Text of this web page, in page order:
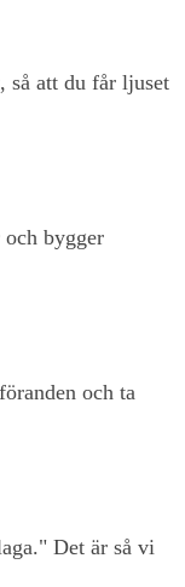
så att du får ljuset
bygger
och ta
Det är så vi